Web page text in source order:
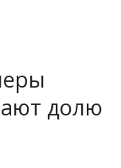
долю